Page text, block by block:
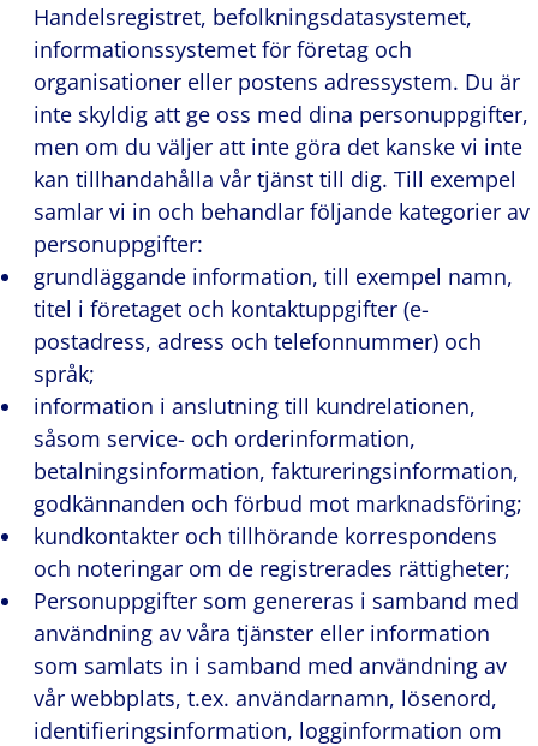
Handelsregistret, befolkningsdatasystemet,
informationssystemet för företag och
organisationer eller postens adressystem. Du är
inte skyldig att ge oss med dina personuppgifter,
men om du väljer att inte göra det kanske vi inte
kan tillhandahålla vår tjänst till dig. Till exempel
samlar vi in och behandlar följande kategorier av
personuppgifter:
grundläggande information, till exempel namn,
titel i företaget och kontaktuppgifter (e-
postadress, adress och telefonnummer) och
språk;
information i anslutning till kundrelationen,
såsom service- och orderinformation,
betalningsinformation, faktureringsinformation,
godkännanden och förbud mot marknadsföring;
kundkontakter och tillhörande korrespondens
och noteringar om de registrerades rättigheter;
Personuppgifter som genereras i samband med
användning av våra tjänster eller information
som samlats in i samband med användning av
vår webbplats, t.ex. användarnamn, lösenord,
identifieringsinformation, logginformation om